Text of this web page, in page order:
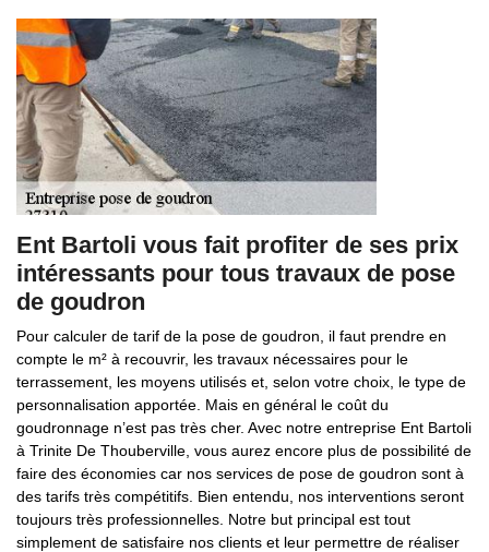
Ent Bartoli vous fait profiter de ses prix
intéressants pour tous travaux de pose
de goudron
Pour calculer de tarif de la pose de goudron, il faut prendre en
compte le m² à recouvrir, les travaux nécessaires pour le
terrassement, les moyens utilisés et, selon votre choix, le type de
personnalisation apportée. Mais en général le coût du
goudronnage n’est pas très cher. Avec notre entreprise Ent Bartoli
à Trinite De Thouberville, vous aurez encore plus de possibilité de
faire des économies car nos services de pose de goudron sont à
des tarifs très compétitifs. Bien entendu, nos interventions seront
toujours très professionnelles. Notre but principal est tout
simplement de satisfaire nos clients et leur permettre de réaliser